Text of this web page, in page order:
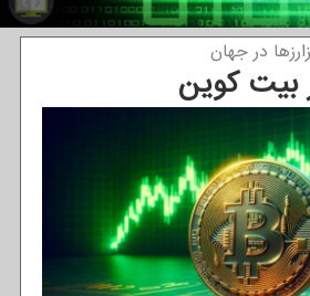
در جهان
بیت کوین